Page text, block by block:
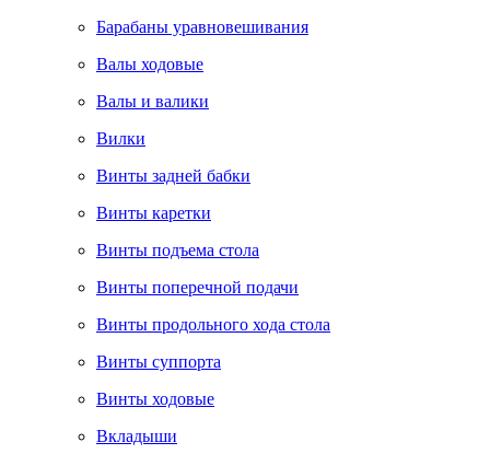
Барабаны уравновешивания
Валы ходовые
Валы и валики
Вилки
Винты задней бабки
Винты каретки
Винты подъема стола
Винты поперечной подачи
Винты продольного хода стола
Винты суппорта
Винты ходовые
Вкладыши